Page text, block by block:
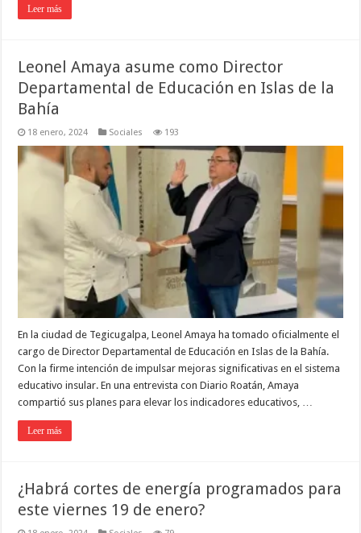
Leer más
Leonel Amaya asume como Director
Departamental de Educación en Islas de la
Bahía
18 enero, 2024 Sociales 193
En la ciudad de Tegicugalpa, Leonel Amaya ha tomado oficialmente el
cargo de Director Departamental de Educación en Islas de la Bahía.
Con la firme intención de impulsar mejoras significativas en el sistema
educativo insular. En una entrevista con Diario Roatán, Amaya
compartió sus planes para elevar los indicadores educativos, …
Leer más
¿Habrá cortes de energía programados para
este viernes 19 de enero?